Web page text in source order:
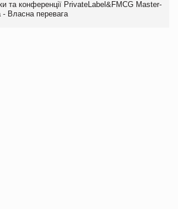
та конференції PrivateLabel&FMCG Master-
Власна перевага